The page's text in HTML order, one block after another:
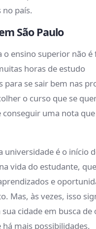
no país.
São Paulo
o ensino superior não é
horas de estudo
para se sair bem nas
o curso que se
conseguir uma nota
universidade é o início
vida do estudante,
e
Mas, às vezes, isso
sua cidade em busca
há mais possibilidades.